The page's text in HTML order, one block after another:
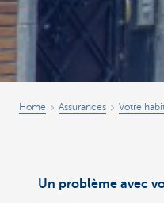
Home Assurances Votre
Un problème avec